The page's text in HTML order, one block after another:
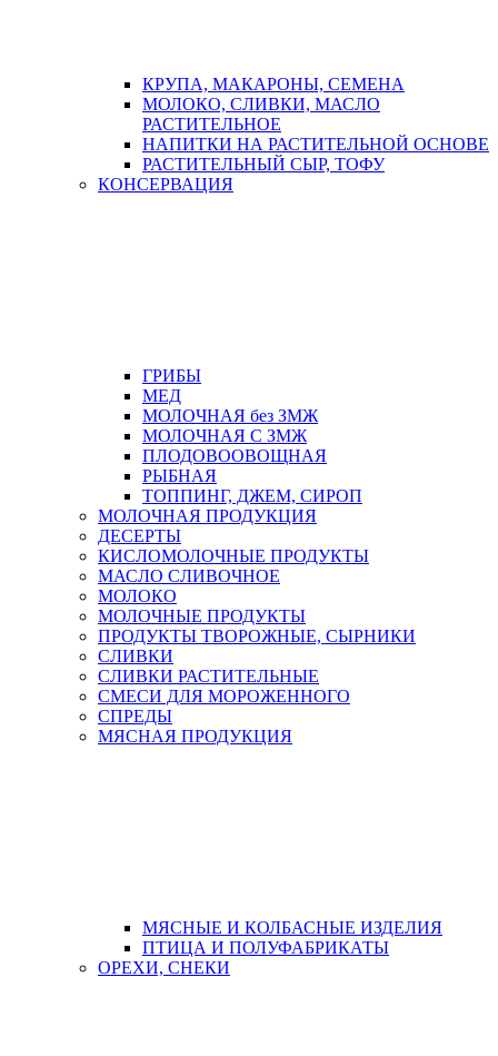
КРУПА, МАКАРОНЫ, СЕМЕНА
МОЛОКО, СЛИВКИ, МАСЛО
РАСТИТЕЛЬНОЕ
НАПИТКИ НА РАСТИТЕЛЬНОЙ ОСНОВЕ
РАСТИТЕЛЬНЫЙ СЫР, ТОФУ
КОНСЕРВАЦИЯ
ГРИБЫ
МЕД
МОЛОЧНАЯ без ЗМЖ
МОЛОЧНАЯ С ЗМЖ
ПЛОДОВООВОЩНАЯ
РЫБНАЯ
ТОППИНГ, ДЖЕМ, СИРОП
МОЛОЧНАЯ ПРОДУКЦИЯ
ДЕСЕРТЫ
КИСЛОМОЛОЧНЫЕ ПРОДУКТЫ
МАСЛО СЛИВОЧНОЕ
МОЛОКО
МОЛОЧНЫЕ ПРОДУКТЫ
ПРОДУКТЫ ТВОРОЖНЫЕ, СЫРНИКИ
СЛИВКИ
СЛИВКИ РАСТИТЕЛЬНЫЕ
СМЕСИ ДЛЯ МОРОЖЕННОГО
СПРЕДЫ
МЯСНАЯ ПРОДУКЦИЯ
МЯСНЫЕ И КОЛБАСНЫЕ ИЗДЕЛИЯ
ПТИЦА И ПОЛУФАБРИКАТЫ
ОРЕХИ, СНЕКИ